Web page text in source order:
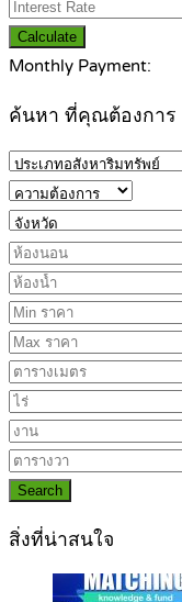
Calculate
Monthly Payment:
ค้นหา ที่คุณต้องการ
Search
สิ่งที่น่าสนใจ